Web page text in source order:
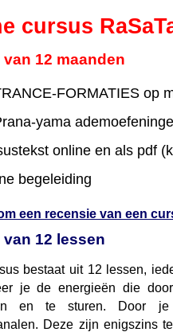
cursus
12 maanden
FORMATIES op
yama
online en als pdf
begeleiding
een recensie van een
12 lessen
bestaat uit 12 lessen,
je de energieën die
en te sturen. Door
Deze zijn enigszins